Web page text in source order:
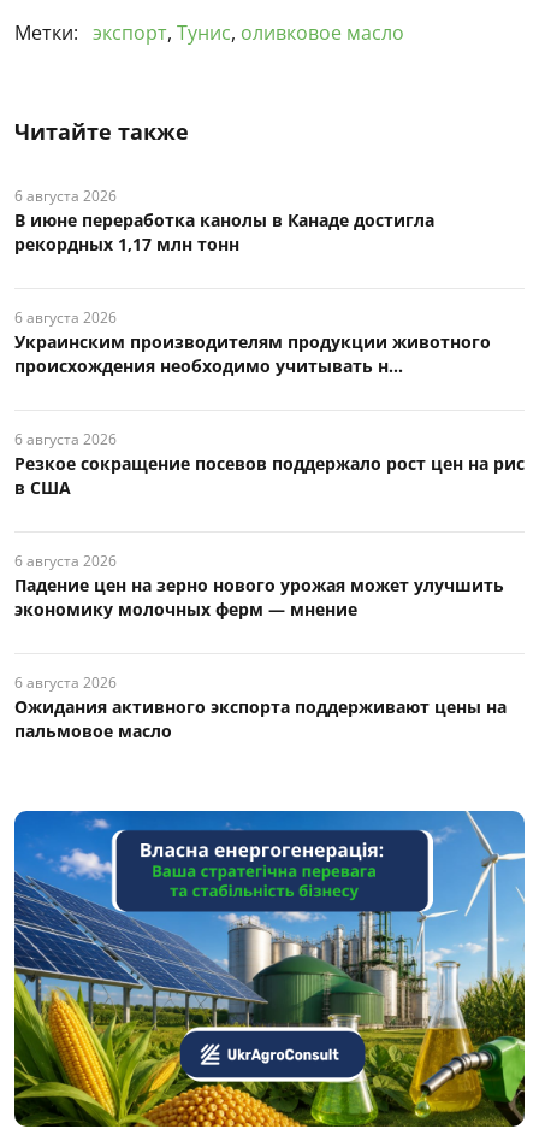
Метки: экспорт, Тунис, оливковое масло
Читайте также
6 августа 2026
В июне переработка канолы в Канаде достигла
рекордных 1,17 млн тонн
6 августа 2026
Украинским производителям продукции животного
происхождения необходимо учитывать н...
6 августа 2026
Резкое сокращение посевов поддержало рост цен на рис
в США
6 августа 2026
Падение цен на зерно нового урожая может улучшить
экономику молочных ферм — мнение
6 августа 2026
Ожидания активного экспорта поддерживают цены на
пальмовое масло